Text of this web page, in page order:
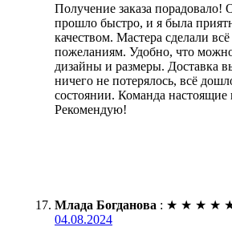
Получение заказа порадовало!
прошло быстро, и я была
качеством. Мастера сделали
пожеланиям. Удобно, что
дизайны и размеры. Доставка
ничего не потерялось, всё
состоянии. Команда
Рекомендую!
Млада Богданова : ★ ★ ★ ★
04.08.2024